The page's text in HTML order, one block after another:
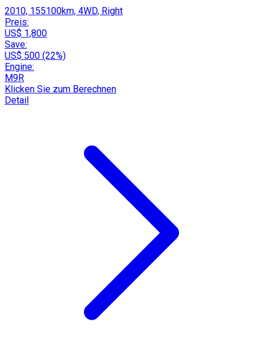
2010, 155100km, 4WD, Right
Preis:
US$ 1,800
Save:
US$ 500 (22%)
Engine:
M9R
Klicken Sie zum Berechnen
Detail